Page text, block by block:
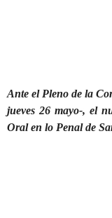
Ante el Pleno de la
jueves 26 mayo-, el
Oral en lo Penal de